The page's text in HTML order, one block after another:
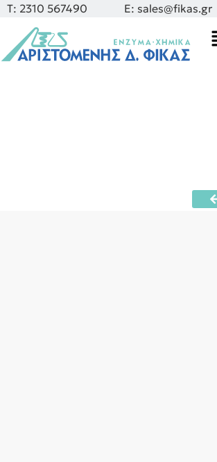
Τ: 2310 567490 E: sales@fikas.gr